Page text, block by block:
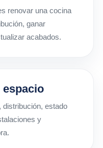
renovar una cocina
ganar
acabados.
espacio
estado
y